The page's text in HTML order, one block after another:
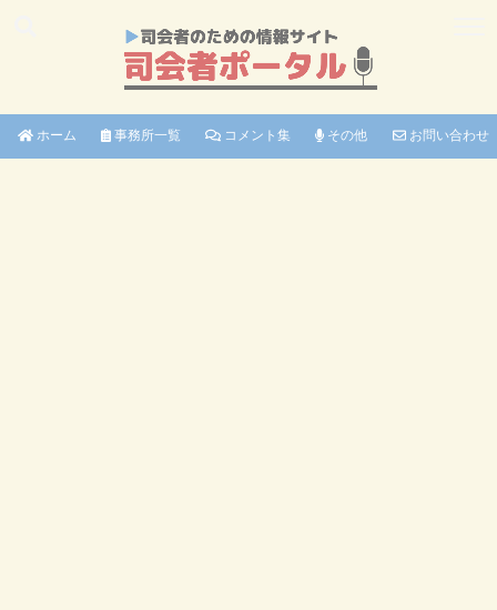
ホーム 事務所一覧 コメント集 その他 お問い合わせ